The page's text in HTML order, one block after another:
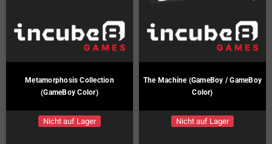
Metamorphosis Collection
(GameBoy Color)
Nicht auf Lager
The Machine (GameBoy / GameBoy
Color)
Nicht auf Lager